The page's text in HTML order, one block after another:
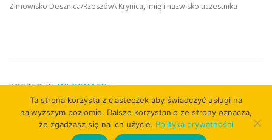
Zimowisko Desznica/Rzeszów\ Krynica, Imię i nazwisko uczestnika
POSTED ININFORMACJE
Ta strona korzysta z ciasteczek aby świadczyć usługi na
najwyższym poziomie. Dalsze korzystanie ze strony oznacza,
że zgadzasz się na ich użycie. Polityka prywatności